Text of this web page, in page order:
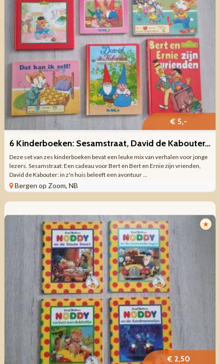
€ 5,-
6 Kinderboeken: Sesamstraat, David de Kabouter, Beeld-woorden
Deze set van zes kinderboeken bevat een leuke mix van verhalen voor jonge
lezers. Sesamstraat: Een cadeau voor Bert en Bert en Ernie zijn vrienden,
David de Kabouter: in z'n huis beleeft een avontuur ...
Bergen op Zoom, NB
★
€ 2,50